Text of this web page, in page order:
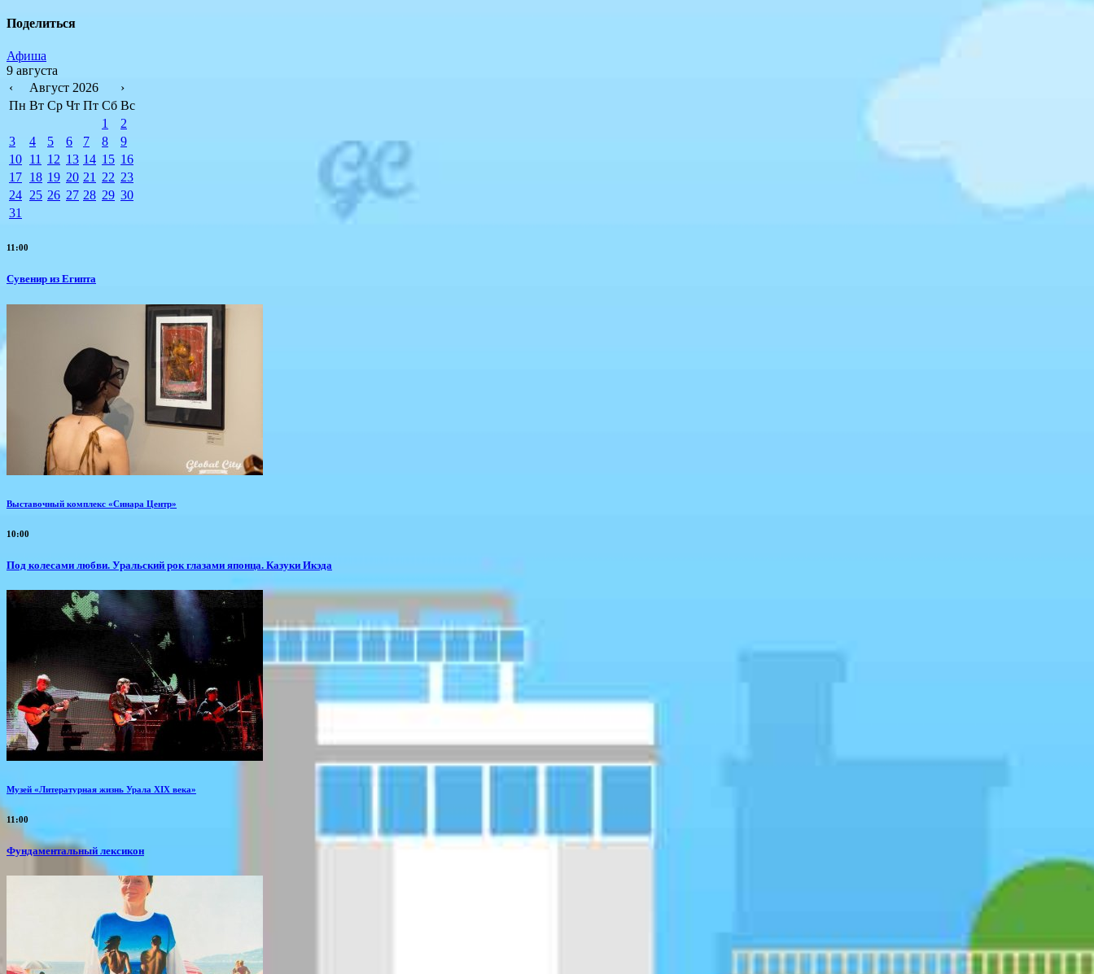
Поделиться
Афиша
9 августа
‹
Август 2026
›
Пн Вт Ср Чт Пт Сб Вс
1
2
3
4 5 6 7 8
9
10 11 12 13 14 15 16
17 18 19 20 21 22 23
24 25 26 27 28 29 30
31
11:00
Сувенир из Египта
Выставочный комплекс «Синара Центр»
10:00
Под колесами любви. Уральский рок глазами японца. Казуки Икэда
Музей «Литературная жизнь Урала XIX века»
11:00
Фундаментальный лексикон